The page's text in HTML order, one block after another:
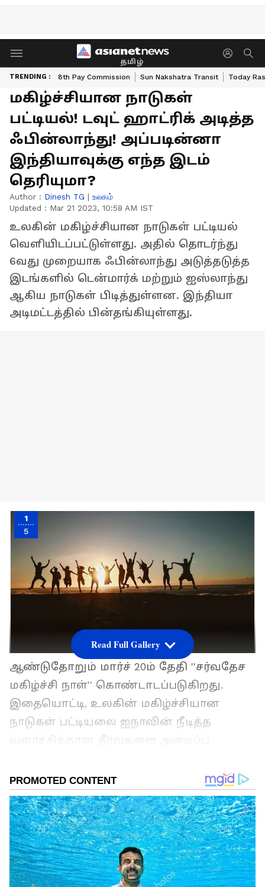
தமிழ்
TRENDING : 8th Pay Commission Sun Nakshatra Transit Today
மகிழ்ச்சியான நாடுகள்
பட்டியல்! டவுட் ஹாட்ரிக் அடித்த
ஃபின்லாந்து! அப்படின்னா
இந்தியாவுக்கு எந்த இடம்
தெரியுமா?
Author : Dinesh TG | உலகம்
Updated : Mar 21 2023, 10:58 AM IST
உலகின் மகிழ்ச்சியான நாடுகள் பட்டியல்
வெளியிடப்பட்டுள்ளது. அதில் தொடர்ந்து
6வது முறையாக ஃபின்லாந்து அடுத்தடுத்த
இடங்களில் டென்மார்க் மற்றும் ஐஸ்லாந்து
ஆகிய நாடுகள் பிடித்துள்ளன. இந்தியா
அடிமட்டத்தில் பின்தங்கியுள்ளது.
1
5
ஆண்டுதோறும் மார்ச் 20ம் தேதி ''சர்வதேச
மகிழ்ச்சி நாள்'' கொண்டாடப்படுகிறது.
இதையொட்டி, உலகின் மகிழ்ச்சியான
நாடுகள் பட்டியலை ஐநாவின் நீடித்த
ஆண்டாக இந்த மகிழ்ச்சிய நிறைந்த
நாடுகள் பட்டியல் வெளியிடப்படுகிறது.
கடந்த 3 ஆண்டுகளின் சராசரி தரவுகளின்
ஆடிப்படையில் 150 நாடுகளில் தரவுகள்
எடுக்கப்பட்டு பட்டியல் தயார்
செய்யப்பட்டுள்ளது.
Read Full Gallery